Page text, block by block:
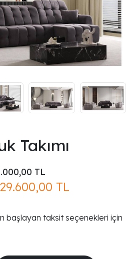
Takımı
TL
TL
başlayan taksit seçenekleri için